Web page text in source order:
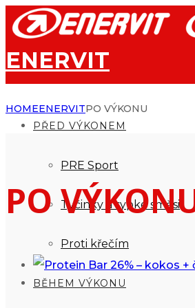
ENERVIT
PŘED VÝKONEM
PRE Sport
Tyčinky a sypké směsi
Proti křečím
BĚHEM VÝKONU
HOMEENERVITPO VÝKONU
PO